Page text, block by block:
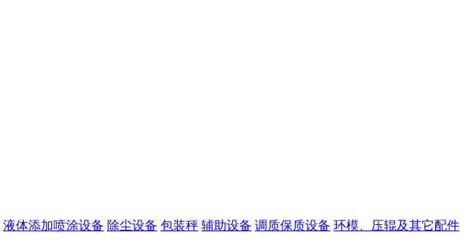
液体添加喷涂设备 除尘设备 包装秤 辅助设备 调质保质设备 环模、压辊及其它配件